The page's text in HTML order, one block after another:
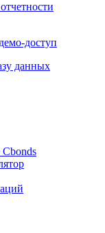
демо-доступ
данных